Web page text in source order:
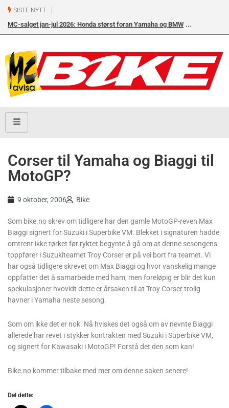
SISTE NYTT
MC-salget jan-jul 2026: Honda størst foran Yamaha og BMW
Corser til Yamaha og Biaggi til
MotoGP?
9 oktober, 2006 Bike
Som bike.no skrev om tidligere har den gamle MotoGP-reven Max
Biaggi signert for Suzuki i Superbike VM. Blekket i signaturen hadde
omtrent ikke tørket før ryktet begynte å gå om at denne sesongens
toppfører i Suzukiteamet Troy Corser er på vei bort fra teamet. Vi
har også tidligere skrevet om Max Biaggi og hvor vanskelig mange
oppfatter det å samarbeide med ham, men foreløpig er blir det kun
spekulasjoner hvovidt dette er årsaken til at Troy Corser trolig
havner i Yamaha neste sesong.
Som om ikke det er nok. Nå hviskes det også om av nevnte Biaggi
allerede har revet i stykker kontrakten med Suzuki i Superbike VM,
og signert for Kawasaki i MotoGP! Forstå det den som kan!
Bike.no kommer tilbake med mer om denne saken senere!
Del dette: